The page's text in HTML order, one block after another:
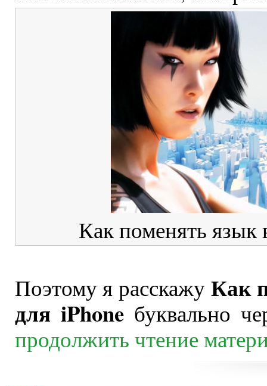
Как поменять язык
Поэтому я расскажу Как
для iPhoneбуквально
продолжить чтение